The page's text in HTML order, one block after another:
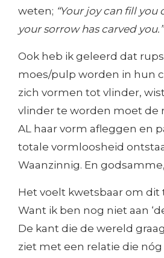
weten; “Your joy can fill you
your sorrow has carved
Ook heb ik geleerd dat
moes/pulp worden in hun
zich vormen tot vlinder,
vlinder te worden moet de
AL haar vorm afleggen en
totale vormloosheid
Waanzinnig. En
Het voelt kwetsbaar om dit
Want ik ben nog niet aan
De kant die de wereld
ziet met een relatie die nóg